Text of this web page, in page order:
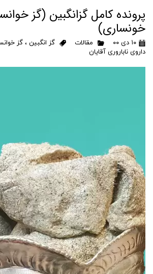
پرونده کامل گزانگبین (گز
خونساری)
۱۰ دی ۰۰ مقالات گز انگبین ، گز
داروی ناباروری آقایان